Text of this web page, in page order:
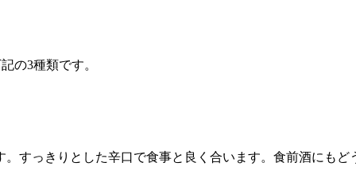
の3種類です。
すっきりとした辛口で食事と良く合います。食前酒にもど